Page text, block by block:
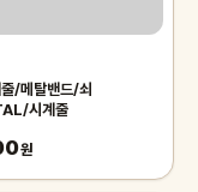
/메탈밴드/쇠
시계줄
원